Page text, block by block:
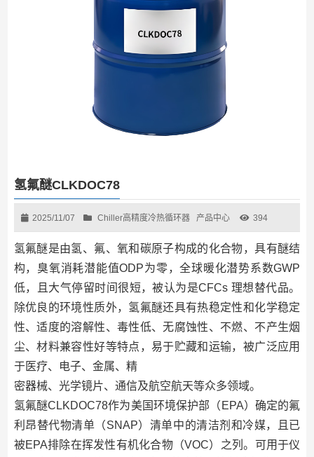
氢氟醚CLKDOC78
2025/11/07 Chiller高精度冷热循环器 产品中心 394
氢氟醚是由氢、氟、氧和碳原子构成的化合物，具有醚结
构，臭氧消耗潜能值ODP为零，全球暖化潜势系数GWP
低，且大气停留时间很短，被认为是CFCs 理想替代品。
除优良的环境性质外，氢氟醚还具有热稳定性和化学稳定
性、适度的溶解性、毒性低、无腐蚀性、不燃、不产生烟
尘、材料兼容性好等特点，易于贮藏和运输，被广泛应用
于医疗、电子、金属、精
密器械、光学镜片、通信及航空航天等众多领域。
氢氟醚CLKDOC78作为美国环境保护部（EPA）确定的氟
利昂替代物清单（SNAP）清单中的清洁剂和冷媒，且已
被EPA排除在挥发性有机化合物（VOC）之列。可用于仪